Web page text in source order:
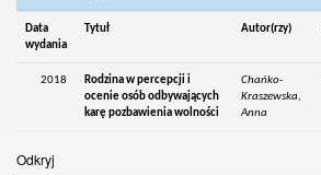
Data
wydania
Tytuł Autor(rzy)
2018
Rodzina w percepcji i
ocenie osób odbywających
karę pozbawienia wolności
Chańko-
Kraszewska,
Anna
Odkryj